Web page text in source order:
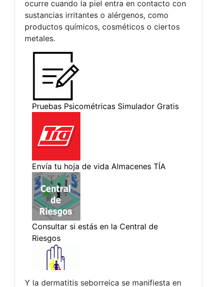
ocurre cuando la piel entra en contacto con
sustancias irritantes o alérgenos, como
productos químicos, cosméticos o ciertos
metales.
Y la dermatitis seborreica se manifiesta en